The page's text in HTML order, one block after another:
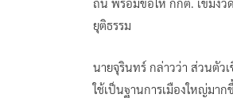
ยุติธรรม
นายจุรินทร์​ กล่าวว่า​ ส่วนตัว
ใช้เป็นฐานการเมืองใหญ่มา